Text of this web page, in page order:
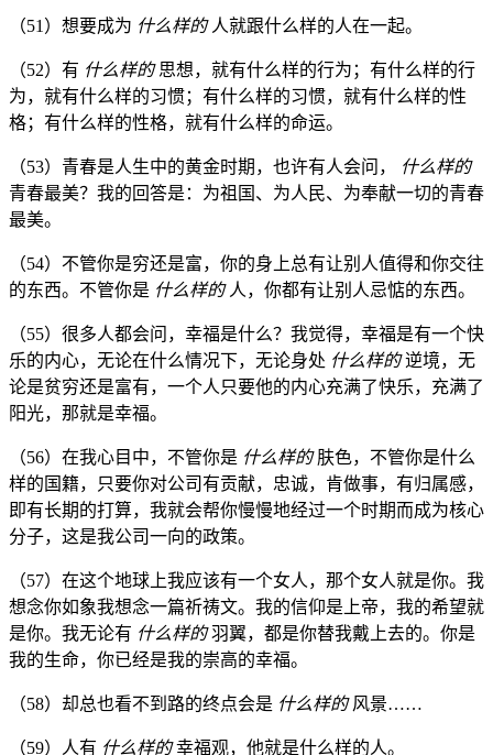
（51）想要成为 什么样的 人就跟什么样的人在一起。
（52）有 什么样的思想，就有什么样的行为；有什么样的行
为，就有什么样的习惯；有什么样的习惯，就有什么样的性
格；有什么样的性格，就有什么样的命运。
（53）青春是人生中的黄金时期，也许有人会问，
什么样的
青春最美？我的回答是：为祖国、为人民、为奉献一切的青春
最美。
（54）不管你是穷还是富，你的身上总有让别人值得和你交往
的东西。不管你是 什么样的 人，你都有让别人忌惦的东西。
（55）很多人都会问，幸福是什么？我觉得，幸福是有一个快
乐的内心，无论在什么情况下，无论身处 什么样的逆境，无
论是贫穷还是富有，一个人只要他的内心充满了快乐，充满了
阳光，那就是幸福。
（56）在我心目中，不管你是 什么样的肤色，不管你是什么
样的国籍，只要你对公司有贡献，忠诚，肯做事，有归属感，
即有长期的打算，我就会帮你慢慢地经过一个时期而成为核心
分子，这是我公司一向的政策。
（57）在这个地球上我应该有一个女人，那个女人就是你。我
想念你如象我想念一篇祈祷文。我的信仰是上帝，我的希望就
是你。我无论有 什么样的羽翼，都是你替我戴上去的。你是
我的生命，你已经是我的崇高的幸福。
（58）却总也看不到路的终点会是 什么样的风景……
（59）人有 什么样的幸福观，他就是什么样的人。